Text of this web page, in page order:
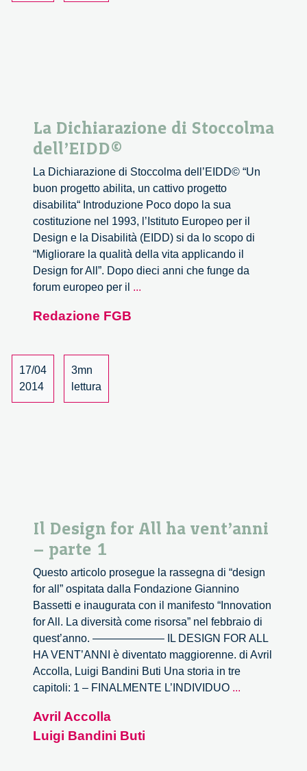
La Dichiarazione di Stoccolma
dell’EIDD©
La Dichiarazione di Stoccolma dell’EIDD© “Un
buon progetto abilita, un cattivo progetto
disabilita“ Introduzione Poco dopo la sua
costituzione nel 1993, l’Istituto Europeo per il
Design e la Disabilità (EIDD) si da lo scopo di
“Migliorare la qualità della vita applicando il
Design for All”. Dopo dieci anni che funge da
forum europeo per il ...
Redazione FGB
17/04
2014
3mn
lettura
Il Design for All ha vent’anni
– parte 1
Questo articolo prosegue la rassegna di “design
for all” ospitata dalla Fondazione Giannino
Bassetti e inaugurata con il manifesto “Innovation
for All. La diversità come risorsa” nel febbraio di
quest’anno. ——————– IL DESIGN FOR ALL
HA VENT’ANNI è diventato maggiorenne. di Avril
Accolla, Luigi Bandini Buti Una storia in tre
capitoli: 1 – FINALMENTE L’INDIVIDUO ...
Avril Accolla
Luigi Bandini Buti